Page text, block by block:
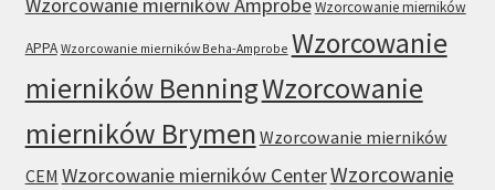
Wzorcowanie mierników AmprobeWzorcowanie mierników
APPA Wzorcowanie mierników Beha-Amprobe Wzorcowanie
mierników BenningWzorcowanie
mierników Brymen Wzorcowanie mierników
CEM Wzorcowanie mierników CenterWzorcowanie